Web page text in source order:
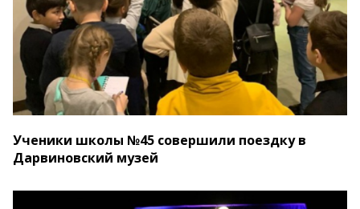
Ученики школы №45 совершили поездку в
Дарвиновский музей